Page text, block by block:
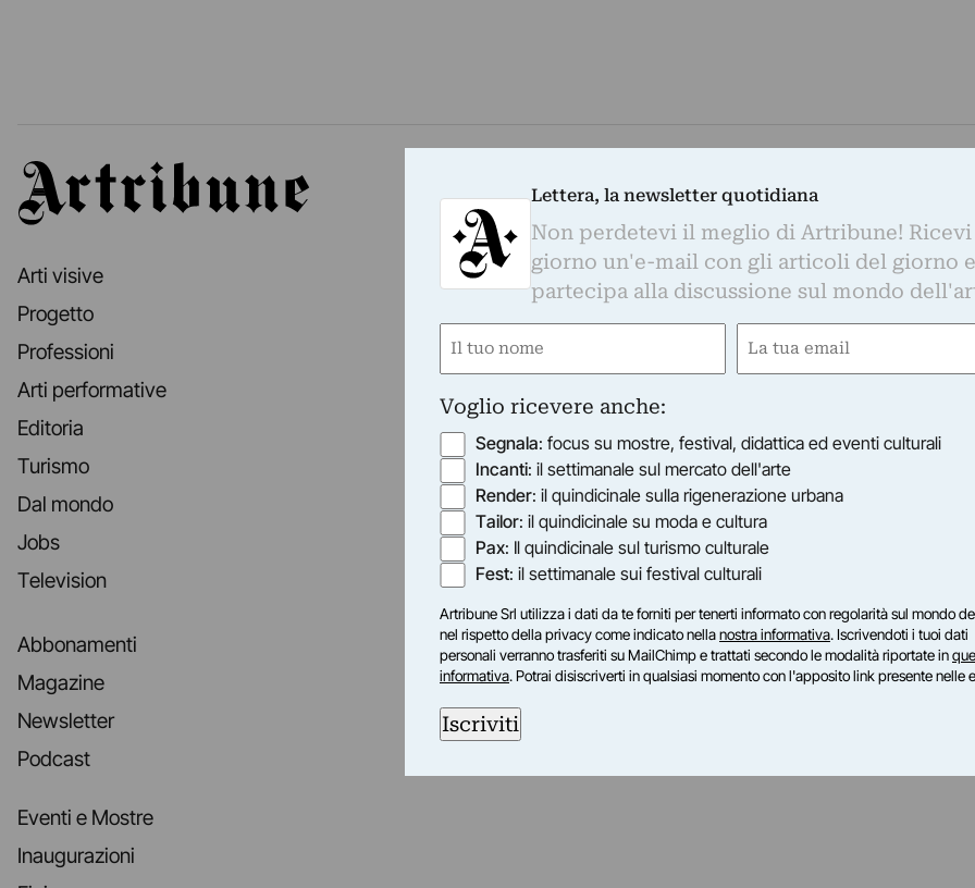
Artribune
Arti visive
Progetto
Professioni
Arti performative
Editoria
Turismo
Dal mondo
Jobs
Television
Abbonamenti
Magazine
Newsletter
Podcast
Eventi e Mostre
Inaugurazioni
Lettera, la newsletter quotidiana
Non perdetevi il meglio di Artribune!
giorno un'e-mail con gli articoli del giorno
partecipa alla discussione sul mondo
Nome
Email
Voglio ricevere anche:
Segnala: focus su mostre, festival, didattica ed eventi culturali
Incanti: il settimanale sul mercato dell'arte
Render: il quindicinale sulla rigenerazione urbana
Tailor: il quindicinale su moda e cultura
Pax: Il quindicinale sul turismo culturale
Fest: il settimanale sui festival culturali
Artribune Srl utilizza i dati da te forniti per tenerti informato con regolarità sul mondo
nel rispetto della privacy come indicato nellanostra informativa. Iscrivendoti i tuoi dati
personali verranno trasferiti su MailChimp e trattati secondo le modalità riportate in
informativa. Potrai disiscriverti in qualsiasi momento con l'apposito link presente nelle
Iscriviti